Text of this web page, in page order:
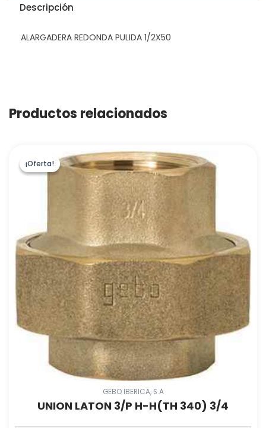
Descripción
ALARGADERA REDONDA PULIDA 1/2X50
Productos relacionados
¡Oferta!
¡Oferta!
GEBO IBERICA, S.A
UNION LATON 3/P H-H(TH 340) 3/4